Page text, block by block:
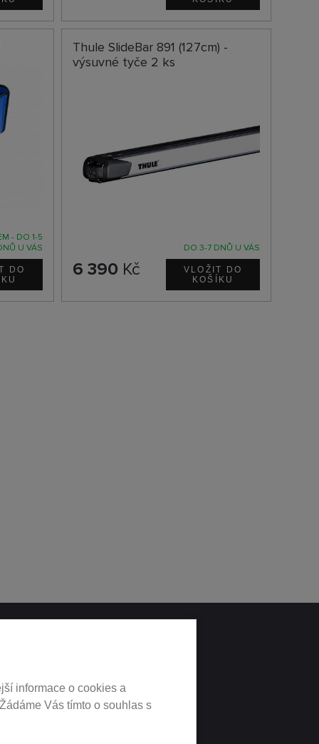
- DO 1-5
U VÁS
Thule SlideBar 891 (127cm) -
výsuvné tyče 2 ks
DO 3-7 DNŮ U VÁS
6 390 Kč
informace o cookies a
Vás tímto o souhlas s